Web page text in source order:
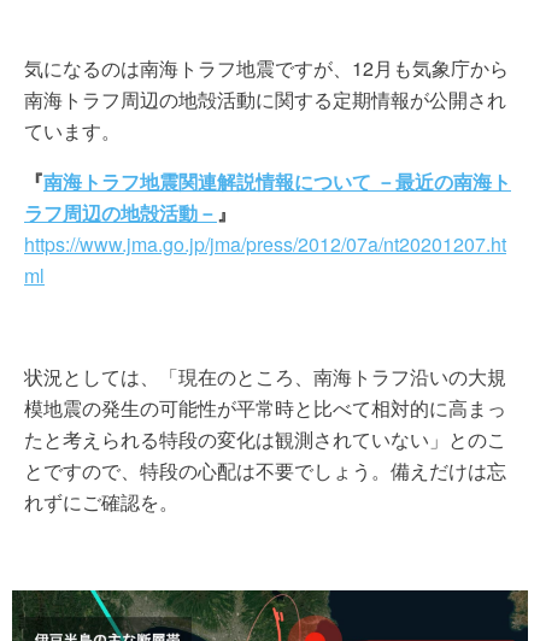
気になるのは南海トラフ地震ですが、12月も気象庁から
南海トラフ周辺の地殻活動に関する定期情報が公開され
ています。
『南海トラフ地震関連解説情報について －最近の南海ト
ラフ周辺の地殻活動－』
https://www.jma.go.jp/jma/press/2012/07a/nt20201207.ht
ml
状況としては、「現在のところ、南海トラフ沿いの大規
模地震の発生の可能性が平常時と比べて相対的に高まっ
たと考えられる特段の変化は観測されていない」とのこ
とですので、特段の心配は不要でしょう。備えだけは忘
れずにご確認を。